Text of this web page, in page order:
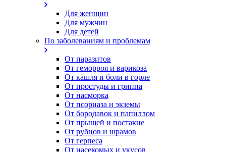
Для женщин
Для мужчин
Для детей
По заболеваниям и проблемам
От паразитов
Oт геморроя и варикоза
От кашля и боли в горле
От простуды и гриппа
От насморка
Oт псориаза и экземы
От бородавок и папиллом
От прыщей и постакне
От рубцов и шрамов
От герпеса
От насекомых и укусов